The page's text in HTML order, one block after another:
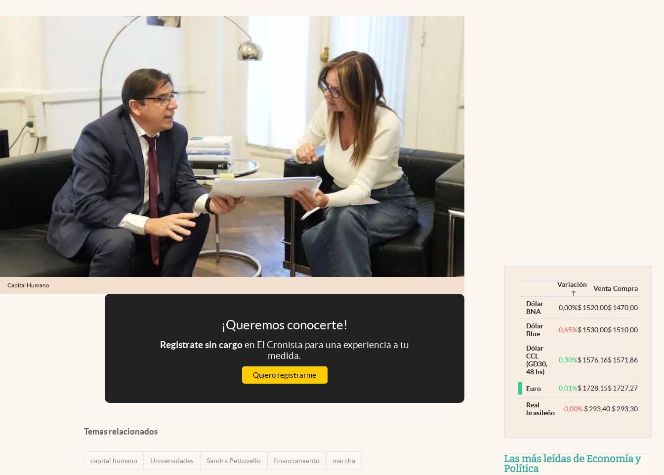
Capital Humano
¡Queremos conocerte!
Registrate sin cargoen El Cronista para una experiencia a tu
medida.
Quiero registrarme
Temas relacionados
capital humano Universidades Sandra Pettovello financiamiento marcha
Variación Venta Compra
Dólar
BNA
0,00%$1520,00$1470,00
Dólar
Blue
-0,65%$1530,00$1510,00
Dólar
CCL
(GD30,
48 hs)
0,30%$1576,16$1571,86
Euro 0,01%$1728,15$1727,27
Real
brasileño
-0,00% $293,40 $293,30
Las más leídas de Economía y
Política